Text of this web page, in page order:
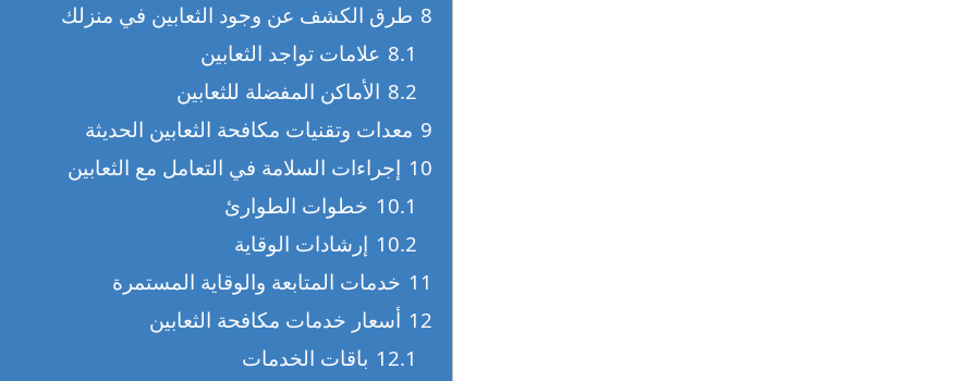
8 طرق الكشف عن وجود الثعابين في منزلك
8.1 علامات تواجد الثعابين
8.2 الأماكن المفضلة للثعابين
9 معدات وتقنيات مكافحة الثعابين الحديثة
10 إجراءات السلامة في التعامل مع الثعابين
10.1 خطوات الطوارئ
10.2 إرشادات الوقاية
11 خدمات المتابعة والوقاية المستمرة
12 أسعار خدمات مكافحة الثعابين
12.1 باقات الخدمات